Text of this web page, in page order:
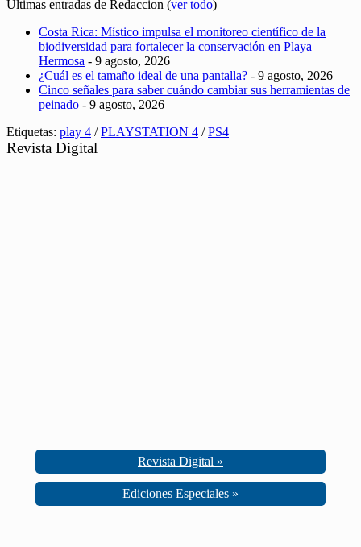
Últimas entradas de Redaccion (ver todo)
Costa Rica: Místico impulsa el monitoreo científico de la
biodiversidad para fortalecer la conservación en Playa
Hermosa - 9 agosto, 2026
¿Cuál es el tamaño ideal de una pantalla? - 9 agosto, 2026
Cinco señales para saber cuándo cambiar sus herramientas de
peinado - 9 agosto, 2026
Etiquetas: play 4 /PLAYSTATION 4 /PS4
Revista Digital
Revista Digital »
Ediciones Especiales »